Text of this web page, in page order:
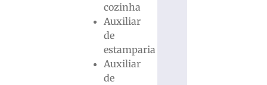
cozinha
Auxiliar
de
estamparia
Auxiliar
de